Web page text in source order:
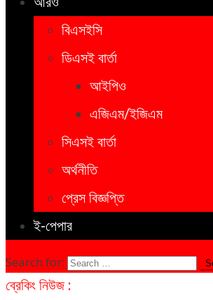
বিএসইসি
ডিএসই বার্তা
আইপিও
এজিএম/ইজিএম
সিএসই বার্তা
অর্থনীতি
প্রেস বিজ্ঞপ্তি
ই-পেপার
Search for:
ব্রেকিং নিউজ :